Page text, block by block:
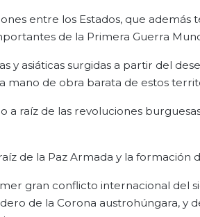
entre los Estados, que además
de la Primera Guerra
y asiáticas surgidas a partir del
mano de obra barata de estos
a raíz de las revoluciones
de la Paz Armada y la formación
gran conflicto internacional del
de la Corona austrohúngara, y